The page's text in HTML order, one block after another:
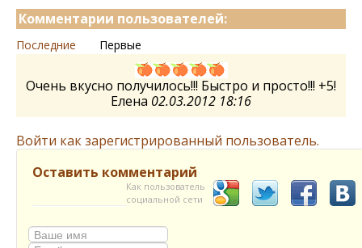
Комментарии пользователей:
Последние Первые
Очень вкусно получилось!!! Быстро и просто!!! +5!
Елена 02.03.2012 18:16
Войти как зарегистрированный пользователь.
Оставить комментарий
Как пользователь
социальной сети